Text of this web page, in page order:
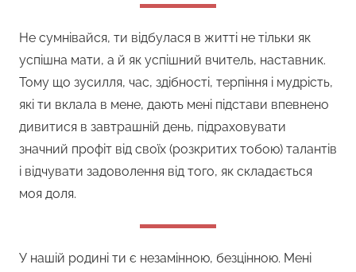
Не сумнівайся, ти відбулася в житті не тільки як
успішна мати, а й як успішний вчитель, наставник.
Тому що зусилля, час, здібності, терпіння і мудрість,
які ти вклала в мене, дають мені підстави впевнено
дивитися в завтрашній день, підраховувати
значний профіт від своїх (розкритих тобою) талантів
і відчувати задоволення від того, як складається
моя доля.
У нашій родині ти є незамінною, безцінною. Мені